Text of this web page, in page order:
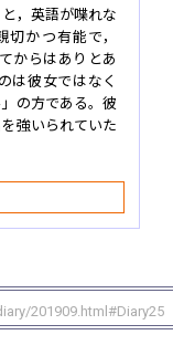
，英語が喋れな
かつ有能で，
からはありとあ
は彼女ではなく
の方である。彼
強いられていた
201909.html#Diary25